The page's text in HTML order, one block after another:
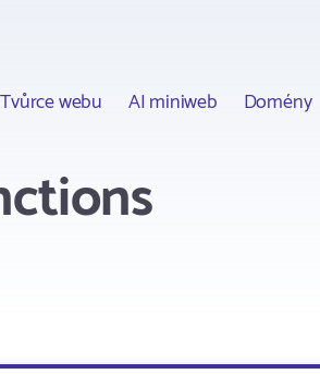
Tvůrce webu AI miniweb Domény